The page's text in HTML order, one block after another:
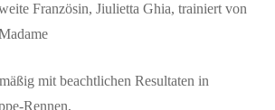
Französin, Jiulietta Ghia, trainiert von
mit beachtlichen Resultaten in
Rennen,